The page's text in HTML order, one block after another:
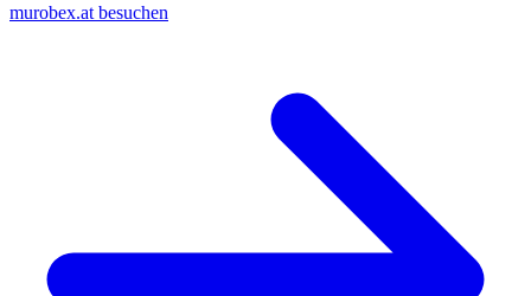
murobex.at besuchen